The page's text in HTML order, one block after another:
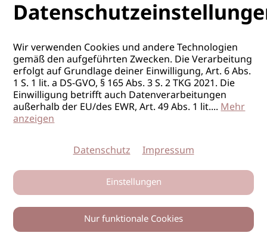
Wir verwenden Cookies und andere Technologien
gemäß den aufgeführten Zwecken. Die Verarbeitung
erfolgt auf Grundlage deiner Einwilligung, Art. 6 Abs.
1 S. 1 lit. a DS-GVO, § 165 Abs. 3 S. 2 TKG 2021. Die
Einwilligung betrifft auch Datenverarbeitungen
außerhalb der EU/des EWR, Art. 49 Abs. 1 lit....Mehr
anzeigen
Datenschutz Impressum
Einstellungen
Nur funktionale Cookies